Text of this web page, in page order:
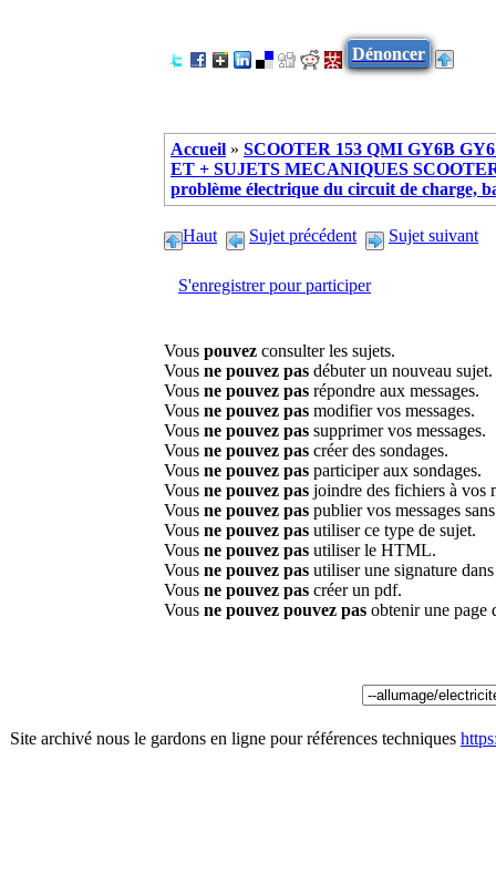
Dénoncer
Accueil » SCOOTER 153 QMI GY6B
ET + SUJETS MECANIQUES
problème électrique du circuit de charge,
Haut Sujet précédent Sujet suivant
S'enregistrer pour participer
Vous pouvez consulter les sujets.
Vous ne pouvez pas débuter un nouveau sujet.
Vous ne pouvez pas répondre aux messages.
Vous ne pouvez pas modifier vos messages.
Vous ne pouvez pas supprimer vos messages.
Vous ne pouvez pas créer des sondages.
Vous ne pouvez pas participer aux sondages.
Vous ne pouvez pas joindre des fichiers à vos
Vous ne pouvez pas publier vos messages
Vous ne pouvez pas utiliser ce type de sujet.
Vous ne pouvez pas utiliser le HTML.
Vous ne pouvez pas utiliser une signature
Vous ne pouvez pas créer un pdf.
Vous ne pouvez pouvez pas obtenir une page
Site archivé nous le gardons en ligne pour références techniques